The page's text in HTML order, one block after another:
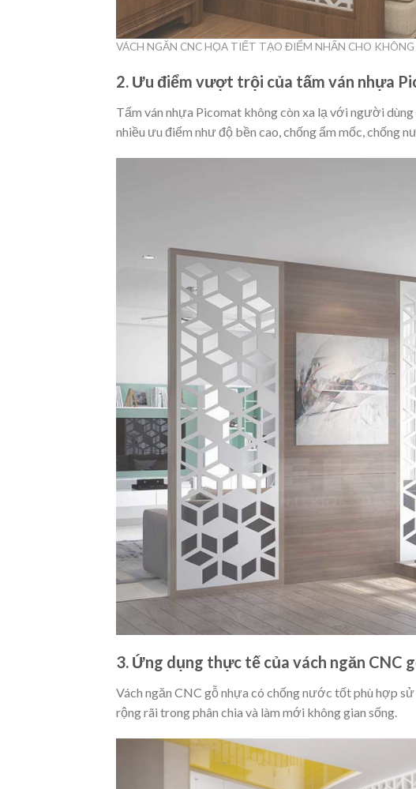
VÁCH NGĂN CNC HỌA TIẾT TẠO ĐIỂM NHẤN CHO
2. Ưu điểm vượt trội của tấm ván nhựa
Tấm ván nhựa Picomat không còn xa lạ với người
nhiều ưu điểm như độ bền cao, chống ẩm mốc, chống
3. Ứng dụng thực tế của vách ngăn CNC
Vách ngăn CNC gỗ nhựa có chống nước tốt phù hợp
rộng rãi trong phân chia và làm mới không gian sống.